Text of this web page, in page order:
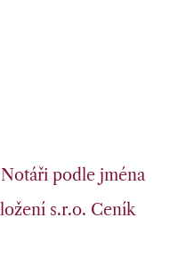
Notáři podle jména
s.r.o. Ceník